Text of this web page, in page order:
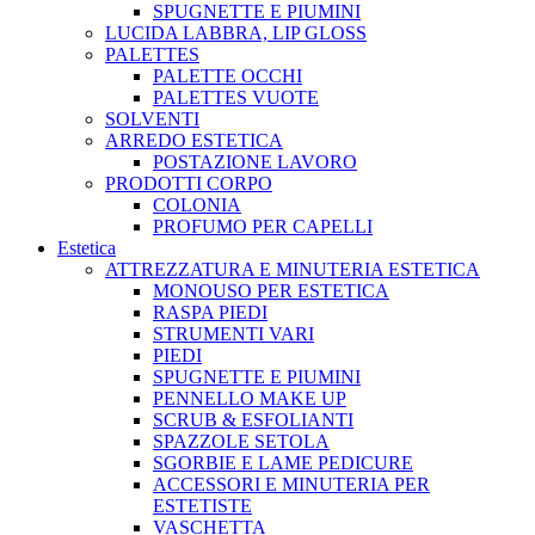
SPUGNETTE E PIUMINI
LUCIDA LABBRA, LIP GLOSS
PALETTES
PALETTE OCCHI
PALETTES VUOTE
SOLVENTI
ARREDO ESTETICA
POSTAZIONE LAVORO
PRODOTTI CORPO
COLONIA
PROFUMO PER CAPELLI
Estetica
ATTREZZATURA E MINUTERIA ESTETICA
MONOUSO PER ESTETICA
RASPA PIEDI
STRUMENTI VARI
PIEDI
SPUGNETTE E PIUMINI
PENNELLO MAKE UP
SCRUB & ESFOLIANTI
SPAZZOLE SETOLA
SGORBIE E LAME PEDICURE
ACCESSORI E MINUTERIA PER
ESTETISTE
VASCHETTA